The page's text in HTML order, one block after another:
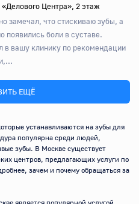
«Делового Центра», 2 этаж
замечал, что стискиваю зубы, а
появились боли в суставе.
в вашу клинику по рекомендации
ЕЩЁ
устанавливаются на зубы для
популярна среди людей,
зубы. В Москве существует
центров, предлагающих услуги по
зачем и почему обращаться за